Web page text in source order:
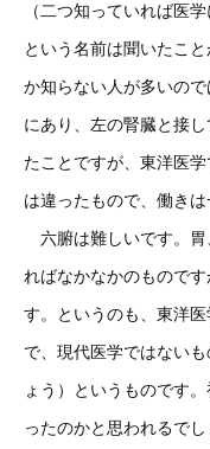
（二つ知っていれば医
という名前は聞いたこ
か知らない人が多いの
にあり、左の腎臓と接
たことですが、東洋医
は違ったもので、働きは
六腑は難しいです。胃
ればなかなかのもので
す。というのも、東洋
で、現代医学ではない
ょう）というものです
ったのかと思われるで